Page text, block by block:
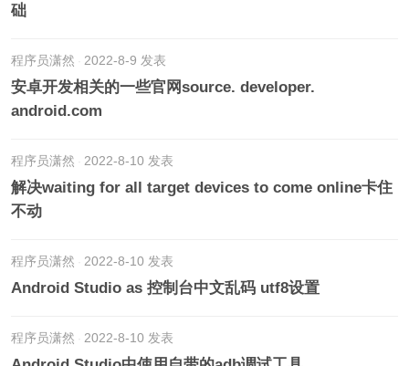
础
程序员潇然 2022-8-9 发表
安卓开发相关的一些官网source. developer.
android.com
程序员潇然 2022-8-10 发表
解决waiting for all target devices to come online卡住
不动
程序员潇然 2022-8-10 发表
Android Studio as 控制台中文乱码 utf8设置
程序员潇然 2022-8-10 发表